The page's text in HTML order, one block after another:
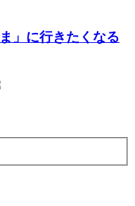
」に行きたくなる